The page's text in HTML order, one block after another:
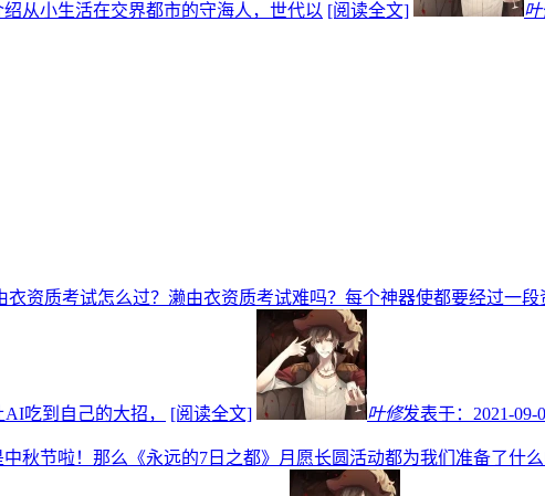
从小生活在交界都市的守海人，世代以 [阅读全文]
衣资质考试怎么过？濑由衣资质考试难吗？每个神器使都要经过一
吃到自己的大招， [阅读全文] 叶修发表于： 2021-09-
中秋节啦！那么《永远的7日之都》月愿长圆活动都为我们准备了什